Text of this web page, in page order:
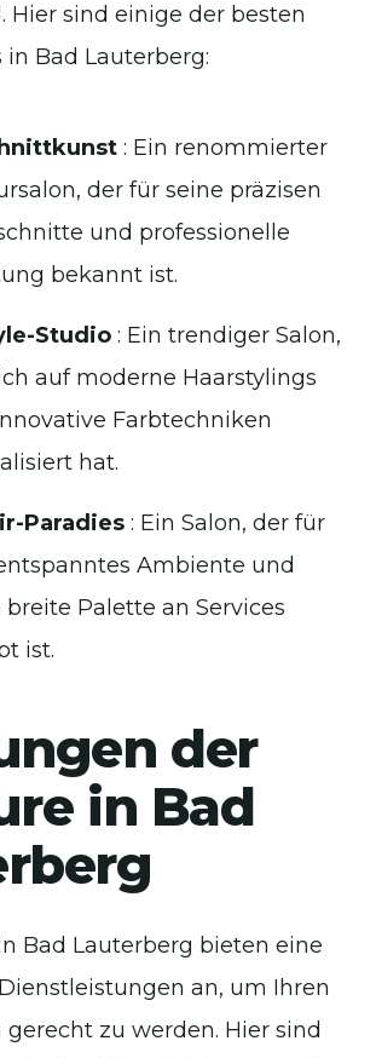
Hier sind einige der besten
in Bad Lauterberg:
: Ein renommierter
der für seine präzisen
und professionelle
bekannt ist.
Studio : Ein trendiger Salon,
auf moderne Haarstylings
Farbtechniken
hat.
Paradies : Ein Salon, der für
Ambiente und
breite Palette an Services
ist.
der
in Bad
Bad Lauterberg bieten eine
an, um Ihren
gerecht zu werden. Hier sind